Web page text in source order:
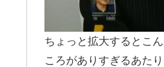
ちょっと拡大するとこ
ころがありすぎるあた